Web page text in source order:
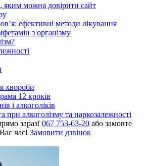
можна довірити сайт
ефективні методи лікування
з організму
хвороби
12 кроків
і алкоголіків
при алкоголізму та наркозалежності
зараз! 067 753-63-20 або замовте
час! Замовити дзвінок